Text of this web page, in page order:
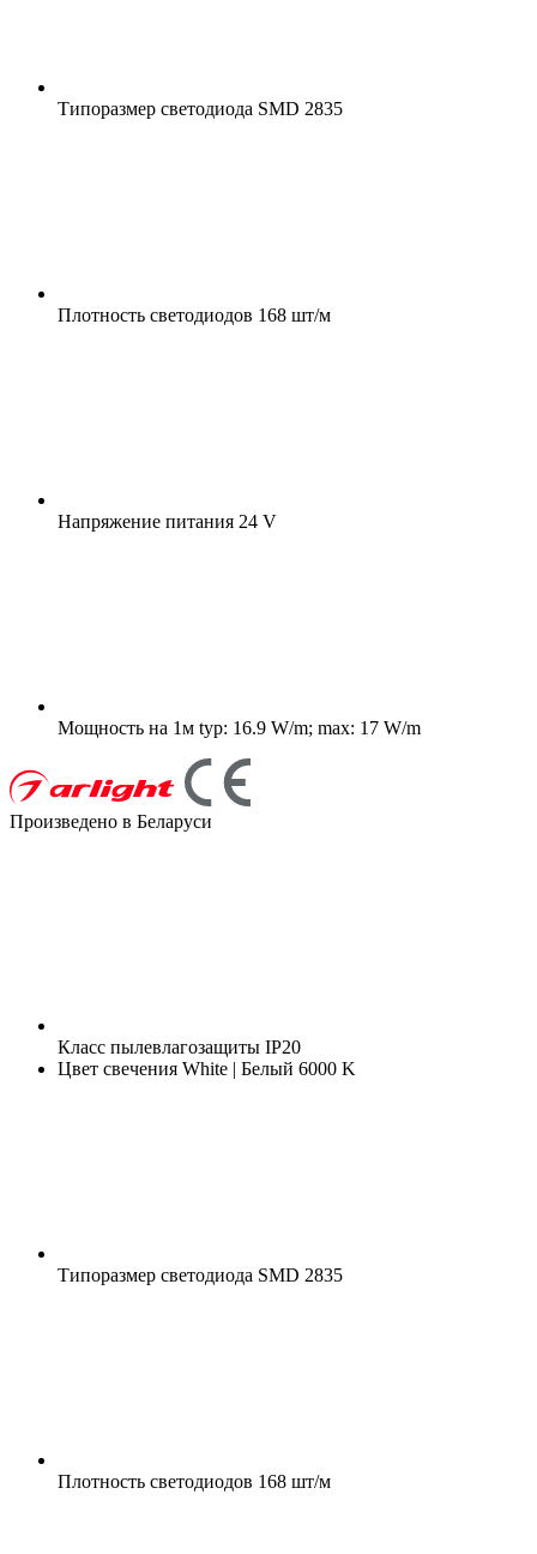
Типоразмер светодиода SMD 2835
Плотность светодиодов 168 шт/м
Напряжение питания 24 V
Мощность на 1м typ: 16.9 W/m; max: 17 W/m
Произведено в Беларуси
Класс пылевлагозащиты IP20
Цвет свечения White | Белый 6000 K
Типоразмер светодиода SMD 2835
Плотность светодиодов 168 шт/м